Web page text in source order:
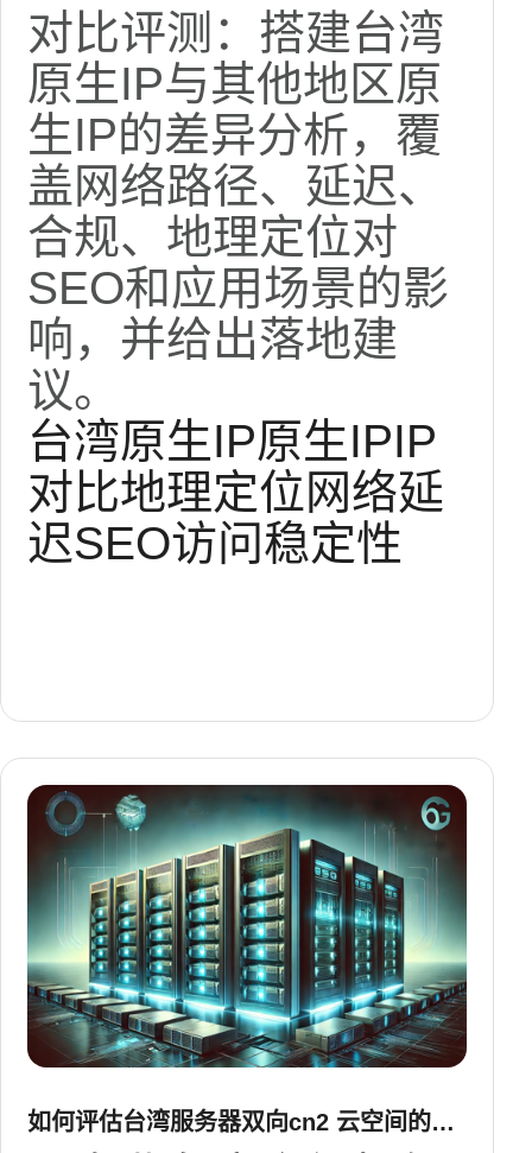
ip 的差异分析
对比评测：搭建台湾
原生IP与其他地区原
生IP的差异分析，覆
盖网络路径、延迟、
合规、地理定位对
SEO和应用场景的影
响，并给出落地建
议。
台湾原生IP原生IPIP
对比地理定位 网络延
迟SEO访问稳定性
如何评估台湾服务器双向cn2 云空间的网